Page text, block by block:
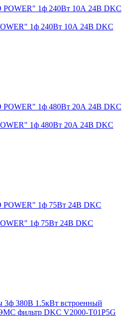
1ф 240Вт 10А 24В DKC
1ф 480Вт 20А 24В DKC
1ф 75Вт 24В DKC